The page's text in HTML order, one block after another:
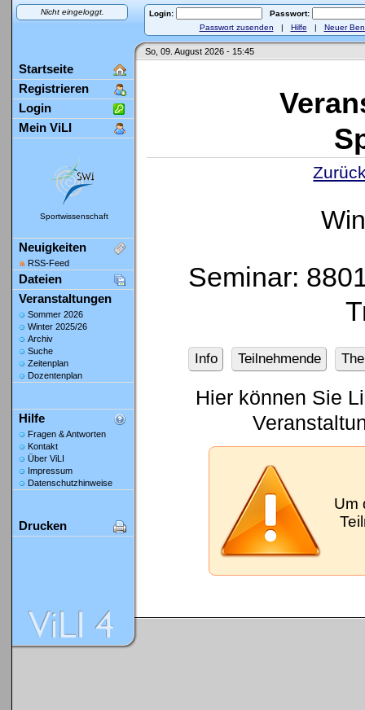
Nicht eingeloggt. Login:
Passwort:
Passwort zusenden | Hilfe | Neuer
So, 09. August 2026 - 15:45
Startseite
Registrieren
Login
Mein ViLI
Sportwissenschaft
Neuigkeiten
RSS-Feed
Dateien
Veranstaltungen
Sommer 2026
Winter 2025/26
Archiv
Suche
Zeitenplan
Dozentenplan
Hilfe
Fragen & Antworten
Kontakt
Über ViLI
Impressum
Datenschutzhinweise
Drucken
Seminar:
Info Teilnehmende
Hier können Sie
Um